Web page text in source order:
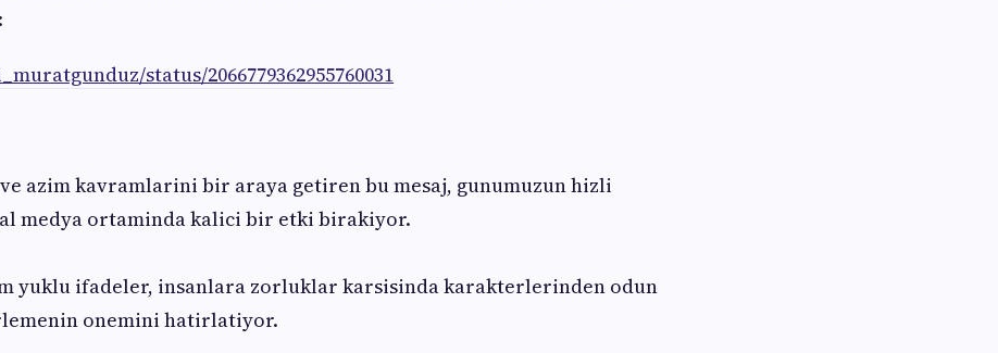
status/2066779362955760031
azim kavramlarini bir araya getiren bu mesaj, gunumuzun hizli
medya ortaminda kalici bir etki birakiyor.
yuklu ifadeler, insanlara zorluklar karsisinda karakterlerinden odun
onemini hatirlatiyor.